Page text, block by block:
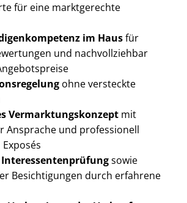
für eine marktgerechte
im Hausfür
und nachvollziehbar
ohne versteckte
Ver­mark­tungs­kon­zept mit
Ansprache und professionell
sowie
Besichtigungen durch erfahrene